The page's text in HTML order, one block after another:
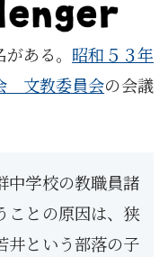
ある。 昭和５３年
文教委員会の会議
学校の教職員諸
ことの原因は、狭
井という部落の子